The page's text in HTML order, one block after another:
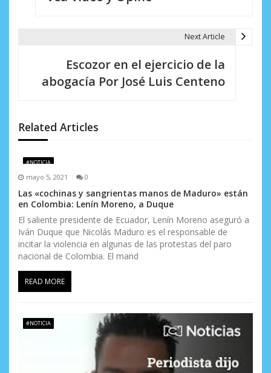
d
e
n
t
r
a
d
s
Next Article
Escozor en el ejercicio de la
abogacía Por José Luis Centeno
Related Articles
#NOTICIA
mayo 5, 2021 0
Las «cochinas y sangrientas manos de Maduro» están
en Colombia: Lenín Moreno, a Duque
El saliente presidente de Ecuador, Lenín Moreno aseguró a
Iván Duque que Nicolás Maduro es el responsable de
incitar la violencia en algunas de las protestas del paro
nacional de Colombia. El mand
READ MORE
#NOTICIA